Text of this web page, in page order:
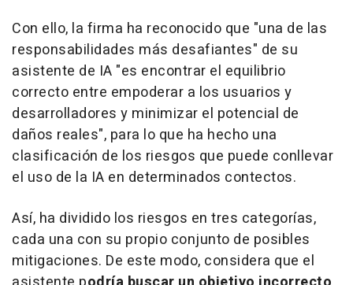
Con ello, la firma ha reconocido que "una de las
responsabilidades más desafiantes" de su
asistente de IA "es encontrar el equilibrio
correcto entre empoderar a los usuarios y
desarrolladores y minimizar el potencial de
daños reales", para lo que ha hecho una
clasificación de los riesgos que puede conllevar
el uso de la IA en determinados contectos.
Así, ha dividido los riesgos en tres categorías,
cada una con su propio conjunto de posibles
mitigaciones. De este modo, considera que el